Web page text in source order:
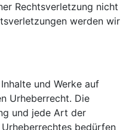
Rechtsverletzung nicht
werden wir
und Werke auf
Urheberrecht. Die
und jede Art der
bedürfen